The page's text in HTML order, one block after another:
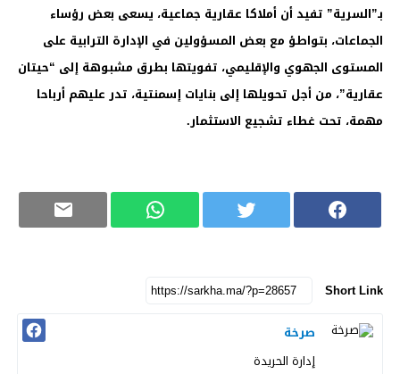
بـ”السرية” تفيد أن أملاكا عقارية جماعية، يسعى بعض رؤساء
الجماعات، بتواطؤ مع بعض المسؤولين في الإدارة الترابية على
المستوى الجهوي والإقليمي، تفويتها بطرق مشبوهة إلى “حيتان
عقارية”، من أجل تحويلها إلى بنايات إسمنتية، تدر عليهم أرباحا
مهمة، تحت غطاء تشجيع الاستثمار.
Short Link
صرخة
إدارة الحريدة